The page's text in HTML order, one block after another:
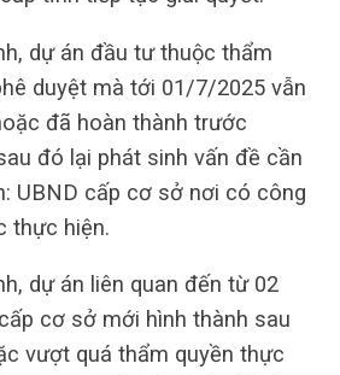
dự án đầu tư thuộc thẩm
duyệt mà tới 01/7/2025 vẫn
đã hoàn thành trước
đó lại phát sinh vấn đề cần
UBND cấp cơ sở nơi có công
thực hiện.
dự án liên quan đến từ 02
cơ sở mới hình thành sau
vượt quá thẩm quyền thực